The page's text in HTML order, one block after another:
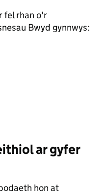
fel rhan o'r
Bwyd gynnwys:
ar gyfer
hon at